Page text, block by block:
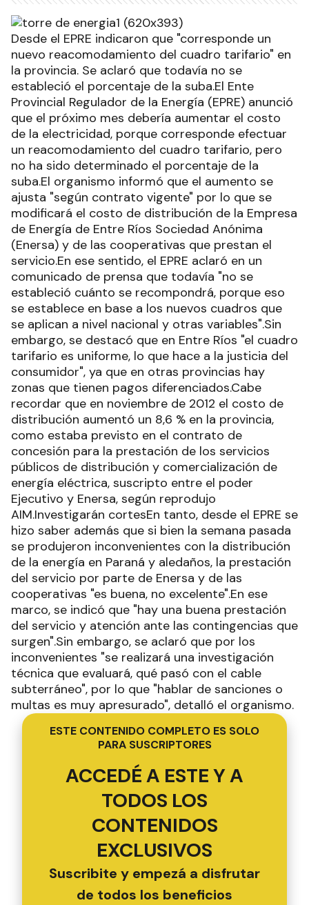
Desde el EPRE indicaron que "corresponde un
nuevo reacomodamiento del cuadro tarifario" en
la provincia. Se aclaró que todavía no se
estableció el porcentaje de la suba.El Ente
Provincial Regulador de la Energía (EPRE) anunció
que el próximo mes debería aumentar el costo
de la electricidad, porque corresponde efectuar
un reacomodamiento del cuadro tarifario, pero
no ha sido determinado el porcentaje de la
suba.El organismo informó que el aumento se
ajusta "según contrato vigente" por lo que se
modificará el costo de distribución de la Empresa
de Energía de Entre Ríos Sociedad Anónima
(Enersa) y de las cooperativas que prestan el
servicio.En ese sentido, el EPRE aclaró en un
comunicado de prensa que todavía "no se
estableció cuánto se recompondrá, porque eso
se establece en base a los nuevos cuadros que
se aplican a nivel nacional y otras variables".Sin
embargo, se destacó que en Entre Ríos "el cuadro
tarifario es uniforme, lo que hace a la justicia del
consumidor", ya que en otras provincias hay
zonas que tienen pagos diferenciados.Cabe
recordar que en noviembre de 2012 el costo de
distribución aumentó un 8,6 % en la provincia,
como estaba previsto en el contrato de
concesión para la prestación de los servicios
públicos de distribución y comercialización de
energía eléctrica, suscripto entre el poder
Ejecutivo y Enersa, según reprodujo
AIM.Investigarán cortesEn tanto, desde el EPRE se
hizo saber además que si bien la semana pasada
se produjeron inconvenientes con la distribución
de la energía en Paraná y aledaños, la prestación
del servicio por parte de Enersa y de las
cooperativas "es buena, no excelente".En ese
marco, se indicó que "hay una buena prestación
del servicio y atención ante las contingencias que
surgen".Sin embargo, se aclaró que por los
inconvenientes "se realizará una investigación
técnica que evaluará, qué pasó con el cable
subterráneo", por lo que "hablar de sanciones o
multas es muy apresurado", detalló el organismo.
ESTE CONTENIDO COMPLETO ES SOLO
PARA SUSCRIPTORES
ACCEDÉ A ESTE Y A
TODOS LOS
CONTENIDOS
EXCLUSIVOS
Suscribite y empezá a disfrutar
de todos los beneficios